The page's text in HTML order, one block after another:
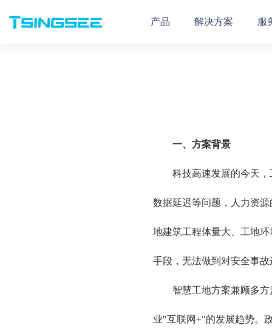
产品 解决方案 服
一、 方案背景
科技高速发展的今天
数据延迟等问题，人力资
地建筑工程体量大、工地
手段，无法做到对安全事
智慧工地方案兼顾多
业"互联网+"的发展趋势。